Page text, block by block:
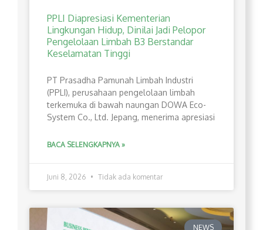
PPLI Diapresiasi Kementerian
Lingkungan Hidup, Dinilai Jadi Pelopor
Pengelolaan Limbah B3 Berstandar
Keselamatan Tinggi
PT Prasadha Pamunah Limbah Industri
(PPLI), perusahaan pengelolaan limbah
terkemuka di bawah naungan DOWA Eco-
System Co., Ltd. Jepang, menerima apresiasi
BACA SELENGKAPNYA »
Juni 8, 2026 Tidak ada komentar
NEWS